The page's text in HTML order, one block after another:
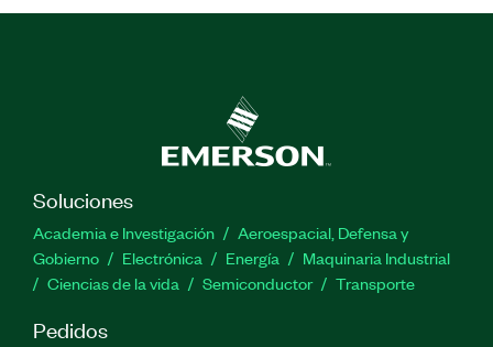
Soluciones
Academia e Investigación
Aeroespacial, Defensa y
Gobierno
Electrónica Energía
Maquinaria Industrial
Ciencias de la vida
Semiconductor Transporte
Pedidos